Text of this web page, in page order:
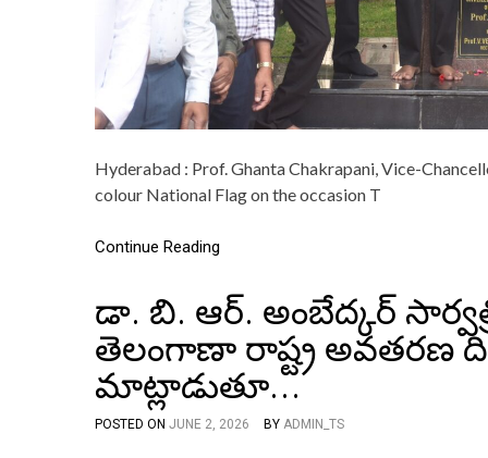
Hyderabad : Prof. Ghanta Chakrapani, Vice-
colour National Flag on the occasion T
Continue Reading
డా. బి. ఆర్. అంబేద్కర్
తెలంగాణా రాష్ట్ర అవతరణ
మాట్లాడుతూ…
POSTED ON JUNE 2, 2026 BY ADMIN_TS